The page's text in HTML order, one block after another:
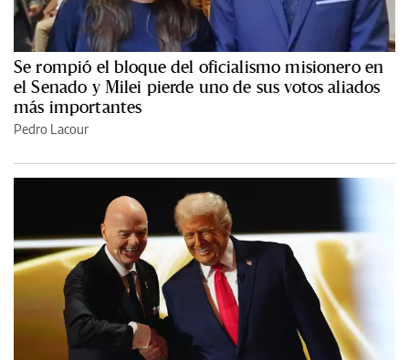
Se rompió el bloque del oficialismo misionero en
el Senado y Milei pierde uno de sus votos aliados
más importantes
Pedro Lacour